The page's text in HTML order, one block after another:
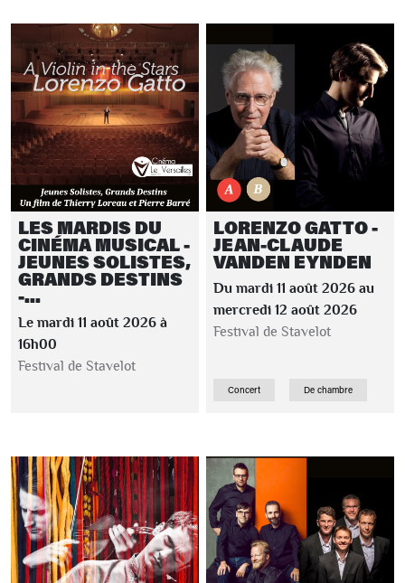
LES MARDIS DU
CINÉMA MUSICAL -
JEUNES SOLISTES,
GRANDS DESTINS
-...
Le mardi 11 août 2026 à
16h00
Festival de Stavelot
LORENZO GATTO -
JEAN-CLAUDE
VANDEN EYNDEN
Du mardi 11 août 2026 au
mercredi 12 août 2026
Festival de Stavelot
Concert De chambre